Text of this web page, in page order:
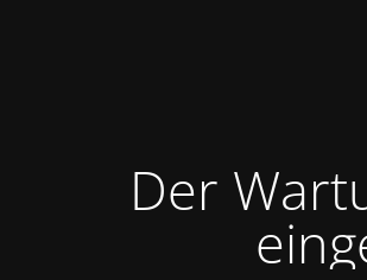
Der